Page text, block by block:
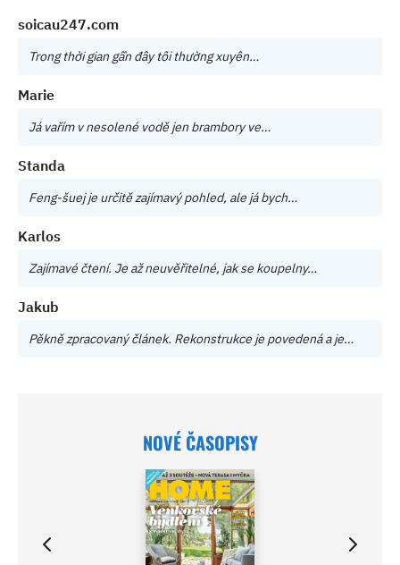
soicau247.com
Trong thời gian gần đây tôi thường xuyên…
Marie
Já vařím v nesolené vodě jen brambory ve…
Standa
Feng-šuej je určitě zajímavý pohled, ale já bych…
Karlos
Zajímavé čtení. Je až neuvěřitelné, jak se koupelny…
Jakub
Pěkně zpracovaný článek. Rekonstrukce je povedená a je…
NOVÉ ČASOPISY